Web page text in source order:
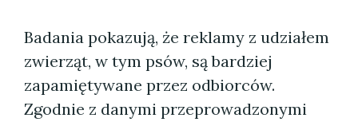
Badania pokazują, że reklamy z udziałem
zwierząt, w tym psów, są bardziej
zapamiętywane przez odbiorców.
Zgodnie z danymi przeprowadzonymi